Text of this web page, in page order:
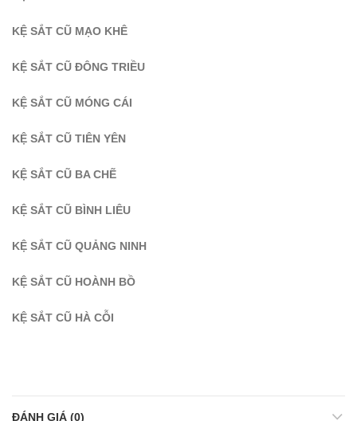
KỆ SẮT CŨ MẠO KHÊ
KỆ SẮT CŨ ĐÔNG TRIỀU
KỆ SẮT CŨ MÓNG CÁI
KỆ SẮT CŨ TIÊN YÊN
KỆ SẮT CŨ BA CHẼ
KỆ SẮT CŨ BÌNH LIÊU
KỆ SẮT CŨ QUẢNG NINH
KỆ SẮT CŨ HOÀNH BỒ
KỆ SẮT CŨ HÀ CỖI
ĐÁNH GIÁ (0)